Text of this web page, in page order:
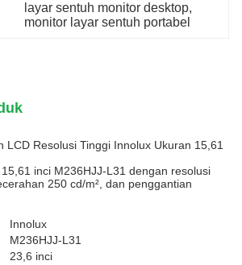
layar sentuh monitor desktop,
monitor layar sentuh portabel
LCD Resolusi Tinggi Innolux Ukuran 15,61
inci M236HJJ-L31 dengan resolusi
250 cd/m², dan penggantian
Innolux
M236HJJ-L31
23,6 inci